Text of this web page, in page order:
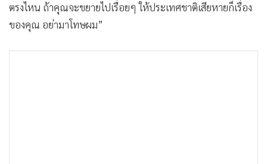
ตรงไหน ถ้าคุณจะขยายไปเรื่อยๆ ให้ประเทศชาติเสียหายก็เรื่อง
ของคุณ อย่ามาโทษผม”